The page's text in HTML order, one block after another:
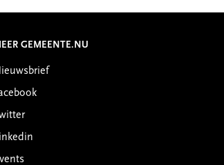
GEMEENTE.NU